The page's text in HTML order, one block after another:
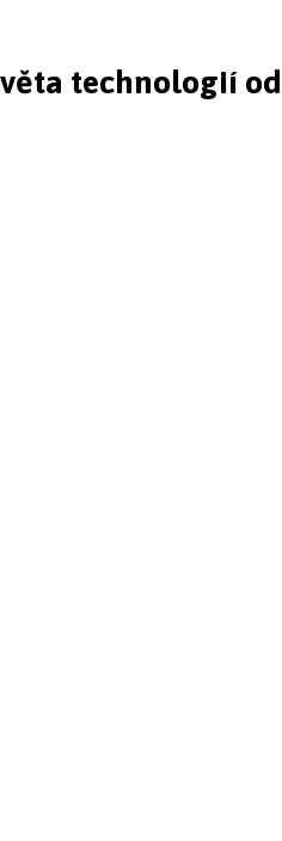
technologií